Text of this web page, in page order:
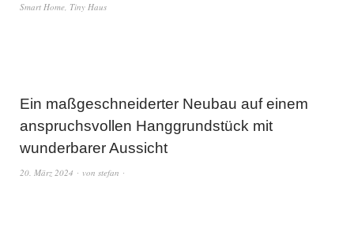
Smart Home, Tiny Haus
Ein maßgeschneiderter Neubau auf einem
anspruchsvollen Hanggrundstück mit
wunderbarer Aussicht
20. März 2024 von stefan